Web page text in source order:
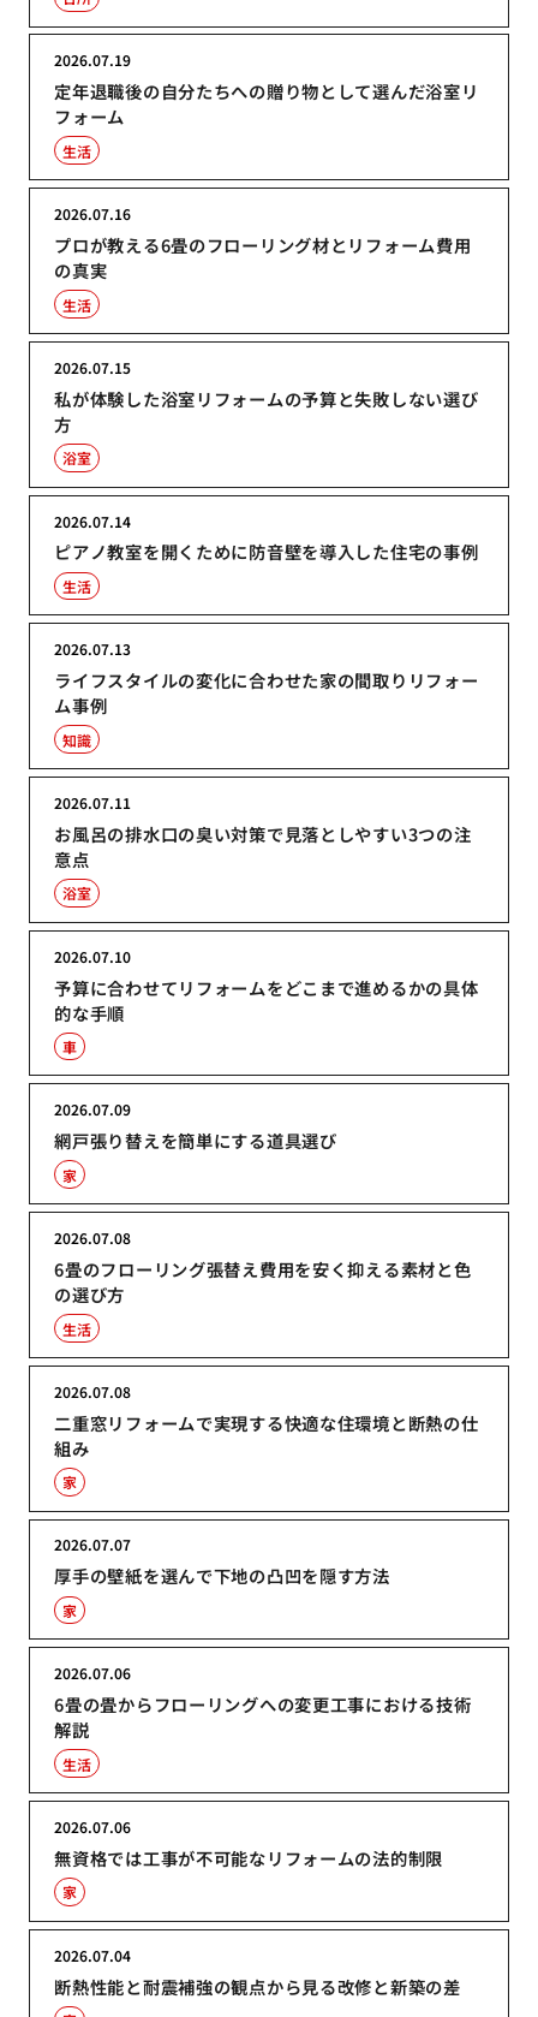
定年退職後の自分たちへの贈り物として選んだ浴室リ
フォーム
2026.07.19
生活
プロが教える6畳のフローリング材とリフォーム費用
の真実
2026.07.16
生活
私が体験した浴室リフォームの予算と失敗しない選び
方
2026.07.15
浴室
ピアノ教室を開くために防音壁を導入した住宅の事例
2026.07.14
生活
ライフスタイルの変化に合わせた家の間取りリフォー
ム事例
2026.07.13
知識
お風呂の排水口の臭い対策で見落としやすい3つの注
意点
2026.07.11
浴室
予算に合わせてリフォームをどこまで進めるかの具体
的な手順
2026.07.10
車
網戸張り替えを簡単にする道具選び
2026.07.09
家
6畳のフローリング張替え費用を安く抑える素材と色
の選び方
2026.07.08
生活
二重窓リフォームで実現する快適な住環境と断熱の仕
組み
2026.07.08
家
厚手の壁紙を選んで下地の凸凹を隠す方法
2026.07.07
家
6畳の畳からフローリングへの変更工事における技術
解説
2026.07.06
生活
無資格では工事が不可能なリフォームの法的制限
2026.07.06
家
断熱性能と耐震補強の観点から見る改修と新築の差
2026.07.04